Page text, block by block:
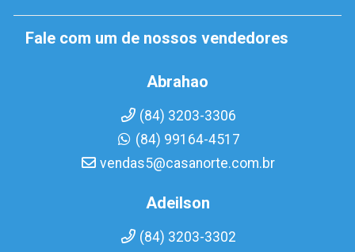
Fale com um de nossos vendedores
Abrahao
(84) 3203-3306
(84) 99164-4517
vendas5@casanorte.com.br
Adeilson
(84) 3203-3302